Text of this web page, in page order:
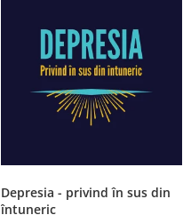
Depresia - privind în sus din
întuneric